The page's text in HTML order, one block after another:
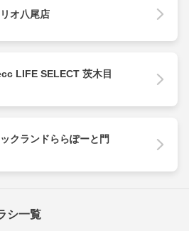
オ八尾店
LIFE SELECT 茨木目
クランドららぽーと門
シ一覧